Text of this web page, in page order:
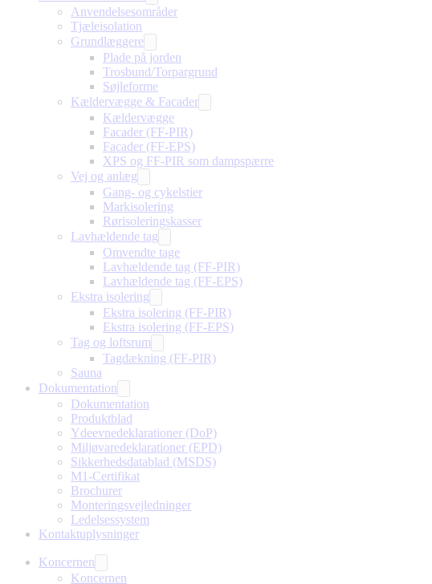
Anvendelsesområder
Tjæleisolation
Grundlæggere
Plade på jorden
Trosbund/Torpargrund
Søjleforme
Kældervægge & Facader
Kældervægge
Facader (FF-PIR)
Facader (FF-EPS)
XPS og FF-PIR som dampspærre
Vej og anlæg
Gang- og cykelstier
Markisolering
Rørisoleringskasser
Lavhældende tag
Omvendte tage
Lavhældende tag (FF-PIR)
Lavhældende tag (FF-EPS)
Ekstra isolering
Ekstra isolering (FF-PIR)
Ekstra isolering (FF-EPS)
Tag og loftsrum
Tagdækning (FF-PIR)
Sauna
Dokumentation
Dokumentation
Produktblad
Ydeevnedeklarationer (DoP)
Miljøvaredeklarationer (EPD)
Sikkerhedsdatablad (MSDS)
M1-Certifikat
Brochurer
Monteringsvejledninger
Ledelsessystem
Kontaktuplysninger
Koncernen
Koncernen